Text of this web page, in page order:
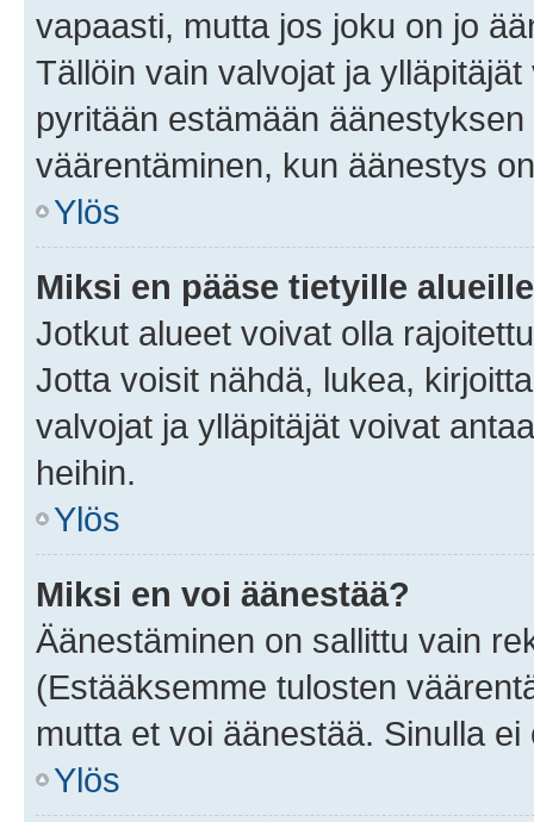
vapaasti, mutta jos joku on jo
Tällöin vain valvojat ja
pyritään estämään
väärentäminen, kun äänestys
Ylös
Miksi en pääse tietyille
Jotkut alueet voivat olla
Jotta voisit nähdä, lukea,
valvojat ja ylläpitäjät voivat
heihin.
Ylös
Miksi en voi äänestää?
Äänestäminen on sallittu vain
(Estääksemme tulosten
mutta et voi äänestää. Sinulla
Ylös